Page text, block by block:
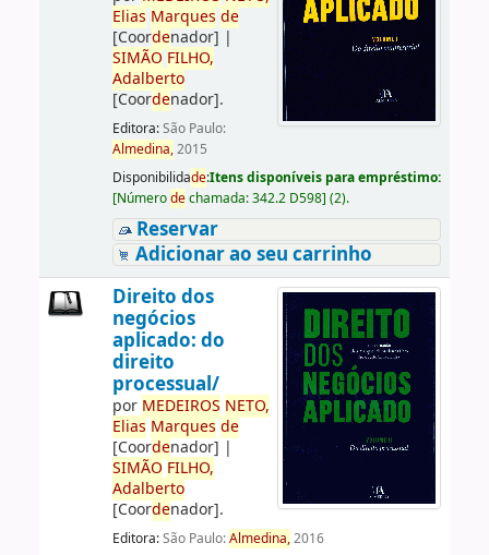
Elias Marques de
[Coordenador] |
SIMÃO FILHO,
Adalberto
[Coordenador].
Editora:São Paulo:
Almedina,2015
Disponibilidade:Itens disponíveis para empréstimo:
[Númerodechamada:342.2 D598] (2).
Reservar
Adicionar ao seu carrinho
Direito dos
negócios
aplicado: do
direito
processual/
por MEDEIROS NETO,
Elias Marques de
[Coordenador] |
SIMÃO FILHO,
Adalberto
[Coordenador].
Editora:São Paulo:Almedina,2016